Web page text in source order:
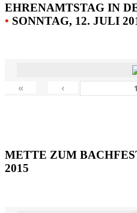
EHRENAMTSTAG IN
• SONNTAG, 12. JULI
« ‹
METTE ZUM
2015